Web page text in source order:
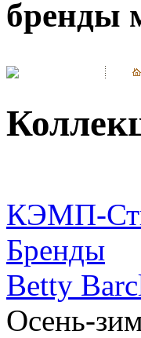
бренды
КЭМП-
Бренды
Betty
Осень-